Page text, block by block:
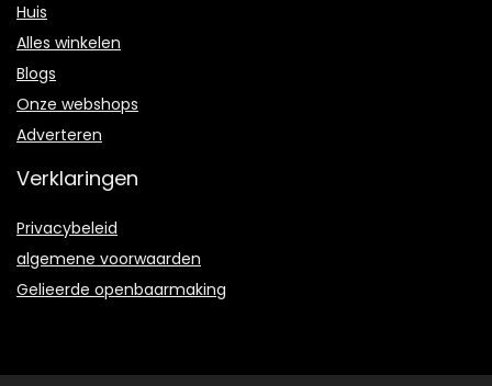
Huis
Alles winkelen
Blogs
Onze webshops
Adverteren
Verklaringen
Privacybeleid
algemene voorwaarden
Gelieerde openbaarmaking